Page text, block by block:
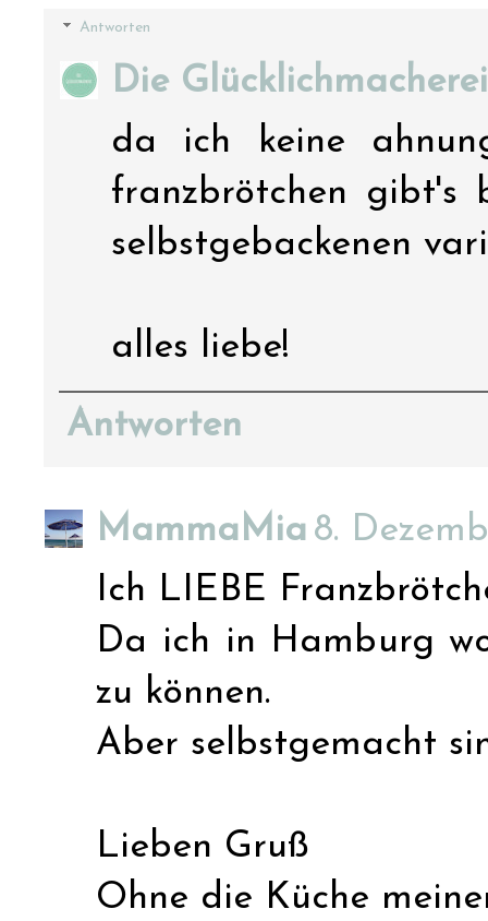
Antworten
Die Glücklichmacherei
da ich keine
franzbrötchen
selbstgebackenen
alles liebe!
Antworten
MammaMia 8.
Ich LIEBE
Da ich in Hamburg
zu können.
Aber selbstgemacht
Lieben Gruß
Ohne die Küche